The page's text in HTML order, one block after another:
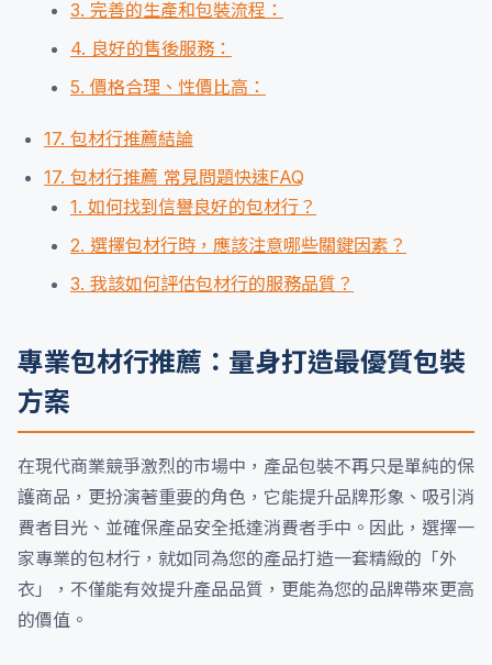
3. 完善的生產和包裝流程：
4. 良好的售後服務：
5. 價格合理、性價比高：
17. 包材行推薦結論
17. 包材行推薦 常見問題快速FAQ
1. 如何找到信譽良好的包材行？
2. 選擇包材行時，應該注意哪些關鍵因素？
3. 我該如何評估包材行的服務品質？
專業包材行推薦：量身打造最優質包裝
方案
在現代商業競爭激烈的市場中，產品包裝不再只是單純的保
護商品，更扮演著重要的角色，它能提升品牌形象、吸引消
費者目光、並確保產品安全抵達消費者手中。因此，選擇一
家專業的包材行，就如同為您的產品打造一套精緻的「外
衣」，不僅能有效提升產品品質，更能為您的品牌帶來更高
的價值。